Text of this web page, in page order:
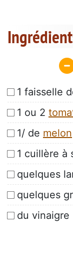
1 faisselle
1 ou 2
1/ de melon
1 cuillère à
quelques
quelques
du vinaigre